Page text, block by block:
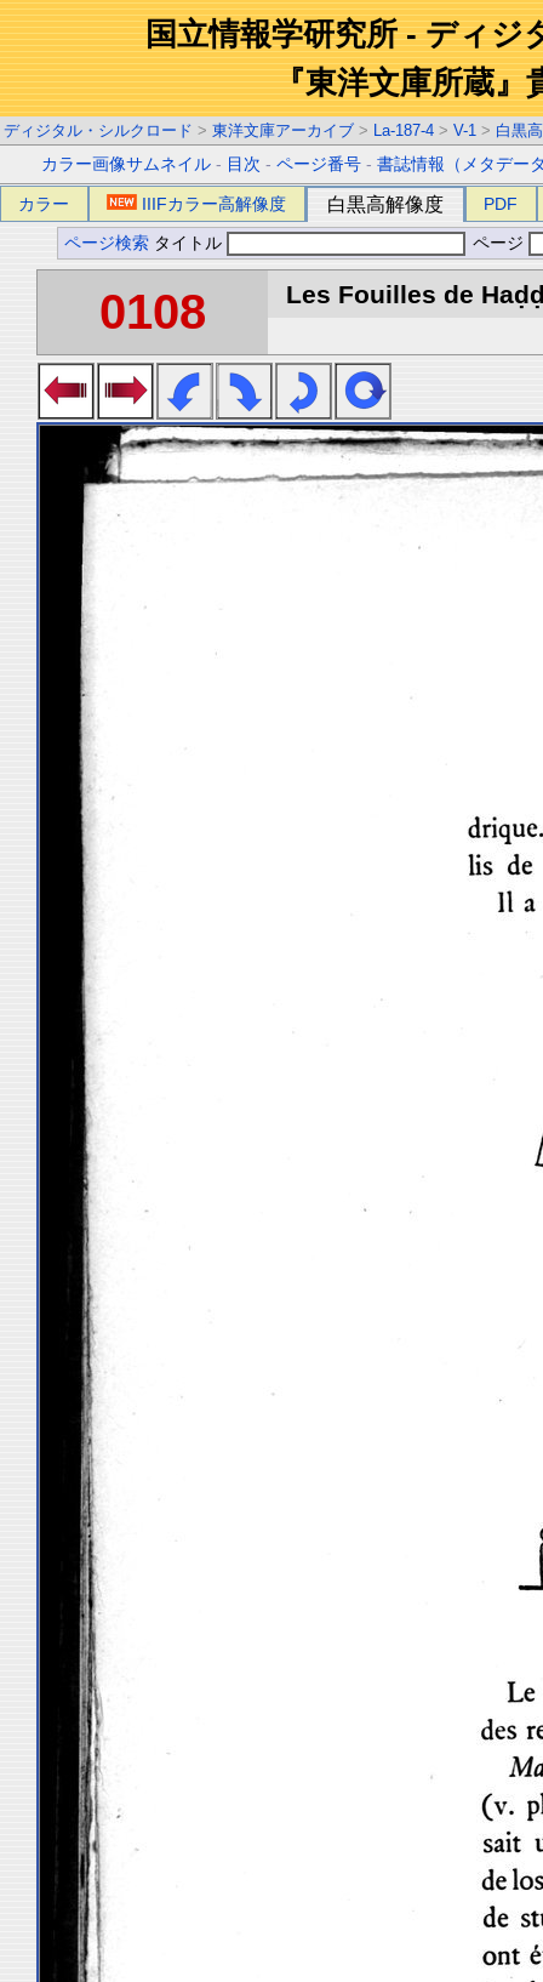
国立情報学研究所 - ディジ
『東洋文庫所蔵』
ディジタル・シルクロード > 東洋文庫アーカイブ > La-187-4 > V-1 > 白黒
カラー画像サムネイル - 目次 -ページ番号 -書誌情報（メタデー
カラー IIIFカラー高解像度 白黒高解像度 PDF
ページ検索 タイトル ページ
0108 Les Fouilles de